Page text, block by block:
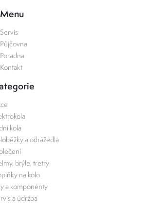
Menu
Servis
Půjčovna
Poradna
Kontakt
kola
a odrážedla
brýle, tretry
na kolo
a komponenty
a údržba